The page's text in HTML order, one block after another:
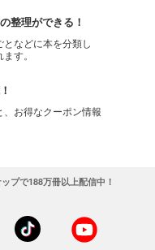
整理ができる！
などに本を分類し
す。
お得なクーポン情報
プで188万冊以上配信中！